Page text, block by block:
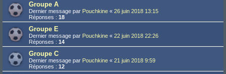
Groupe A
Dernier message par Pouchkine « 26 juin 2018 13:15
Réponses : 18
Groupe E
Dernier message par Pouchkine « 22 juin 2018 22:26
Réponses : 14
Groupe C
Dernier message par Pouchkine « 21 juin 2018 9:59
Réponses : 12